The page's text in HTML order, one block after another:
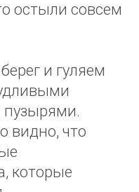
остыли совсем
и гуляем
видно, что
которые